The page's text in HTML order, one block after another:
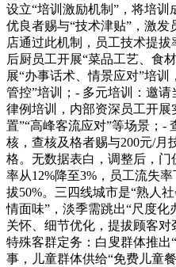
设立“培训激励机制”，将培
优良者赐与“技术津贴”，激
店通过此机制，员工技术提拔
后厨员工开展“菜品工艺、食
展“办事话术、情景应对”培
管控”培训；- 多元培训：邀
律例培训，内部资深员工开展
置”“高峰客流应对”等场景；-
核，查核及格者赐与200元/月
格。无数据表白，调整后，
率从12%降至3%，员工流失
拔50%。三四线城市是“熟人
情面味”，淡季需跳出“尺度
关怀、细节优化，提拔顾客
特殊客群定务：白叟群体推出
事，儿童群体供给“免费儿童